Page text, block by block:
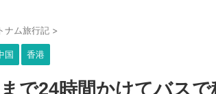
ナム旅行記 >
国 香港
で24時間かけてバスで